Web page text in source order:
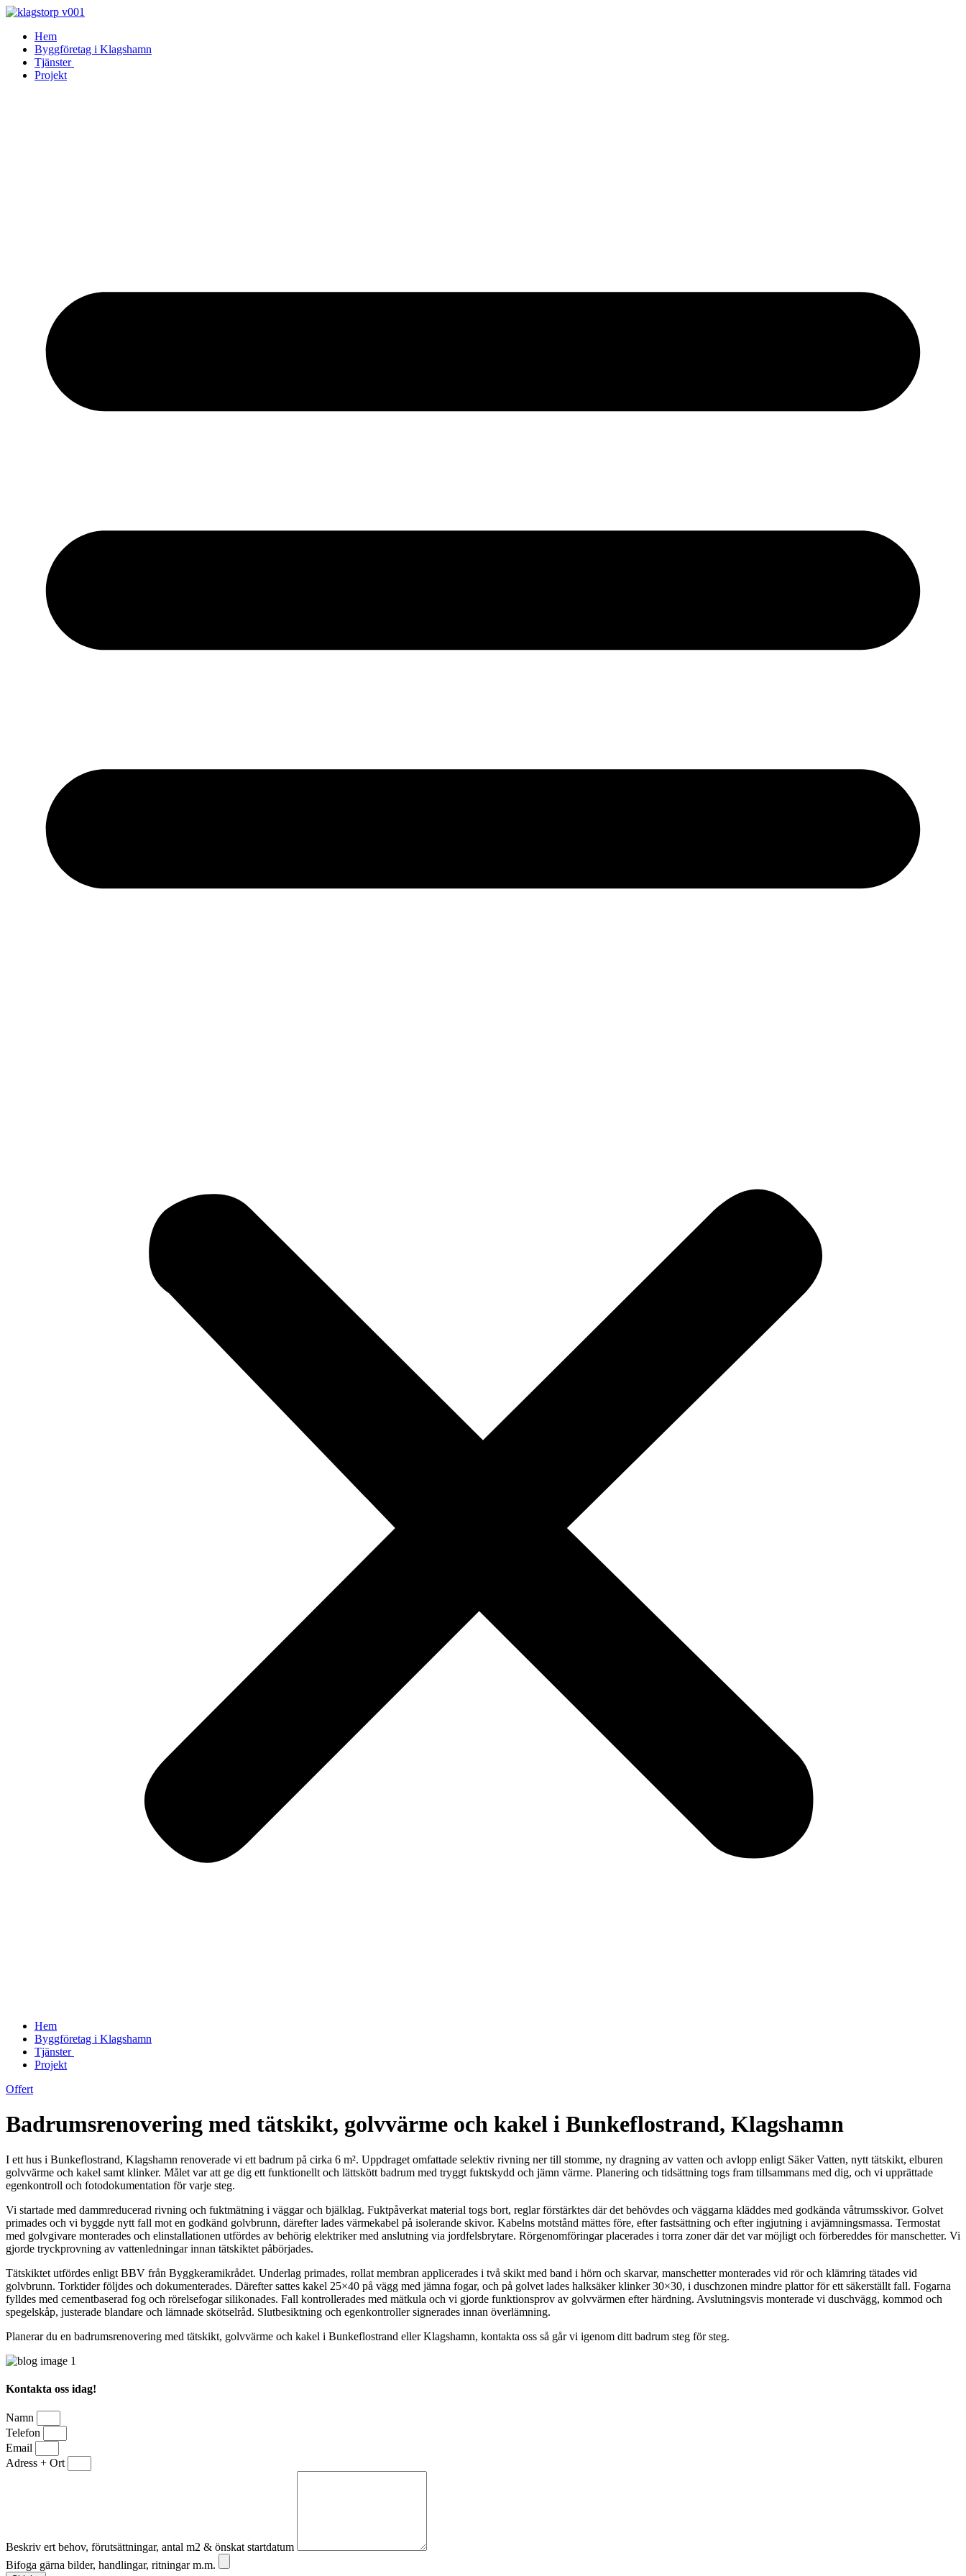
Skip
contentHem
Byggföretag i Klagshamn
Tjänster
Projekt
Hem
Byggföretag i Klagshamn
Tjänster
Projekt
Offert
Badrumsrenovering med tätskikt, golvvärme och kakel i Bunkeflostrand, Klagshamn
I ett hus i Bunkeflostrand, Klagshamn renoverade vi ett badrum på cirka 6 m². Uppdraget omfattade selektiv rivning ner till stomme, ny dragning av vatten och avlopp enligt Säker Vatten, nytt tätskikt, elburen
golvvärme och kakel samt klinker. Målet var att ge dig ett funktionellt och lättskött badrum med tryggt fuktskydd och jämn värme. Planering och tidsättning togs fram tillsammans med dig, och vi upprättade
egenkontroll och fotodokumentation för varje steg.
Vi startade med dammreducerad rivning och fuktmätning i väggar och bjälklag. Fuktpåverkat material togs bort, reglar förstärktes där det behövdes och väggarna kläddes med godkända våtrumsskivor. Golvet
primades och vi byggde nytt fall mot en godkänd golvbrunn, därefter lades värmekabel på isolerande skivor. Kabelns motstånd mättes före, efter fastsättning och efter ingjutning i avjämningsmassa. Termostat
med golvgivare monterades och elinstallationen utfördes av behörig elektriker med anslutning via jordfelsbrytare. Rörgenomföringar placerades i torra zoner där det var möjligt och förbereddes för manschetter. Vi
gjorde tryckprovning av vattenledningar innan tätskiktet påbörjades.
Tätskiktet utfördes enligt BBV från Byggkeramikrådet. Underlag primades, rollat membran applicerades i två skikt med band i hörn och skarvar, manschetter monterades vid rör och klämring tätades vid
golvbrunn. Torktider följdes och dokumenterades. Därefter sattes kakel 25×40 på vägg med jämna fogar, och på golvet lades halksäker klinker 30×30, i duschzonen mindre plattor för ett säkerställt fall. Fogarna
fylldes med cementbaserad fog och rörelsefogar silikonades. Fall kontrollerades med mätkula och vi gjorde funktionsprov av golvvärmen efter härdning. Avslutningsvis monterade vi duschvägg, kommod och
spegelskåp, justerade blandare och lämnade skötselråd. Slutbesiktning och egenkontroller signerades innan överlämning.
Planerar du en badrumsrenovering med tätskikt, golvvärme och kakel i Bunkeflostrand eller Klagshamn, kontakta oss så går vi igenom ditt badrum steg för steg.
Kontakta oss idag!
Namn
Telefon
Email
Adress + Ort
Beskriv ert behov, förutsättningar, antal m2 & önskat startdatum
Bifoga gärna bilder, handlingar, ritningar m.m.